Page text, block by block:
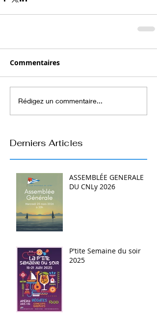
Commentaires
Rédigez un commentaire...
Derniers Articles
ASSEMBLÉE GENERALE
DU CNLy 2026
P'tite Semaine du soir
2025